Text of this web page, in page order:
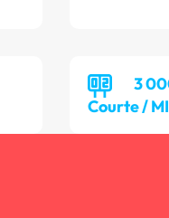
3
Courte /